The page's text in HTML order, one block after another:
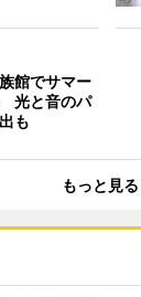
館でサマー
光と音のパ
も
もっと見る